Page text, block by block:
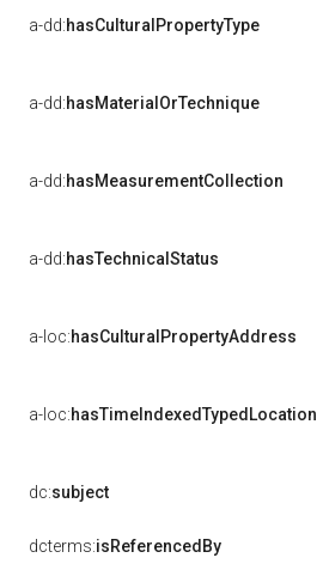
a-dd:hasCulturalPropertyType
a-dd:hasMaterialOrTechnique
a-dd:hasMeasurementCollection
a-dd:hasTechnicalStatus
a-loc:hasCulturalPropertyAddress
a-loc:hasTimeIndexedTypedLocation
dc:subject
dcterms:isReferencedBy